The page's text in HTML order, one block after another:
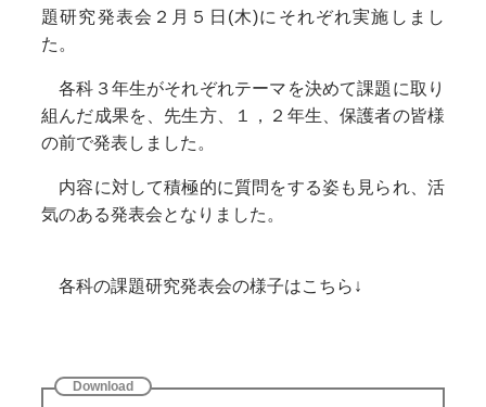
題研究発表会２月５日(木)にそれぞれ実施しまし
た。
各科３年生がそれぞれテーマを決めて課題に取り
組んだ成果を、先生方、１，２年生、保護者の皆様
の前で発表しました。
内容に対して積極的に質問をする姿も見られ、活
気のある発表会となりました。
各科の課題研究発表会の様子はこちら↓